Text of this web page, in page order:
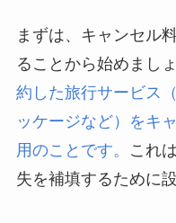
まずは、キャンセル
ることから始めましょ
約した旅行サービス
ッケージなど）をキ
用のことです。
これ
失を補填するために